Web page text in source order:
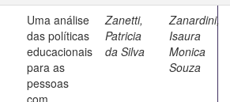
Uma análise
das políticas
educacionais
para as
pessoas
com
Zanetti,
Patricia
da Silva
Zanardini,
Isaura
Monica
Souza